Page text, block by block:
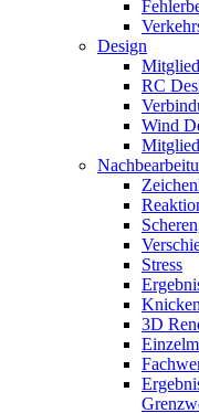
Design
RC
Wind
Stress
3D